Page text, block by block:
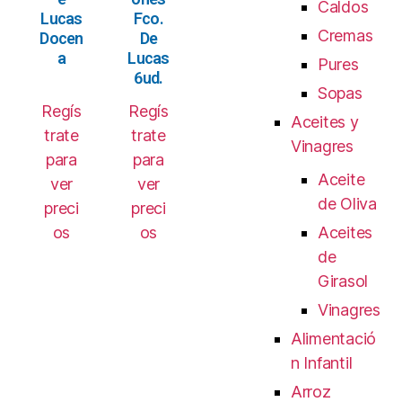
Lucas
Docen
a
Regís
trate
para
ver
preci
os
Fco.
De
Lucas
6ud.
Regís
trate
para
ver
preci
os
Caldos
Cremas
Pures
Sopas
Aceites y
Vinagres
Aceite
de Oliva
Aceites
de
Girasol
Vinagres
Alimentació
n Infantil
Arroz